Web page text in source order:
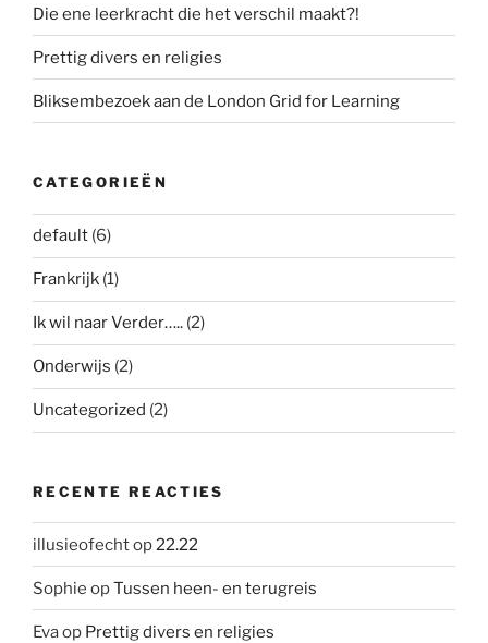
Die ene leerkracht die het verschil maakt?!
Prettig divers en religies
Bliksembezoek aan de London Grid for Learning
CATEGORIEËN
default (6)
Frankrijk (1)
Ik wil naar Verder….. (2)
Onderwijs (2)
Uncategorized (2)
RECENTE REACTIES
illusieofechtop22.22
Sophie opTussen heen- en terugreis
Evaop Prettig divers en religies